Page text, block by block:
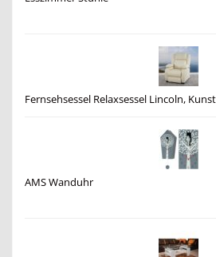
Fernsehsessel Relaxsessel Lincoln,
AMS Wanduhr